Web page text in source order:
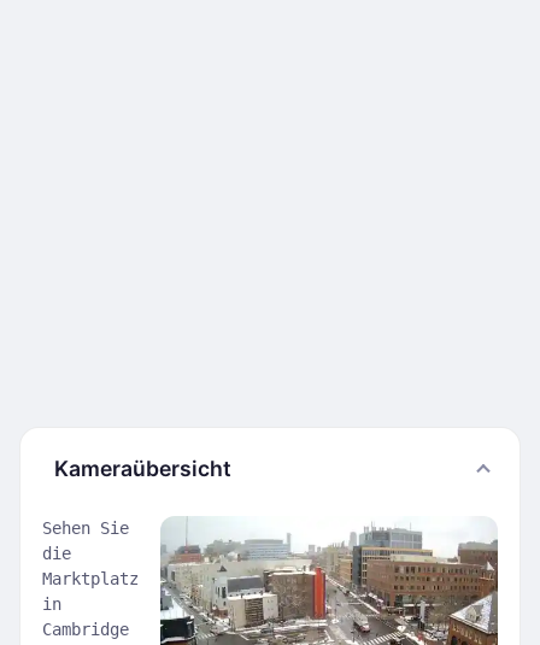
Kameraübersicht
Sehen Sie
die
Marktplatz
in
Cambridge